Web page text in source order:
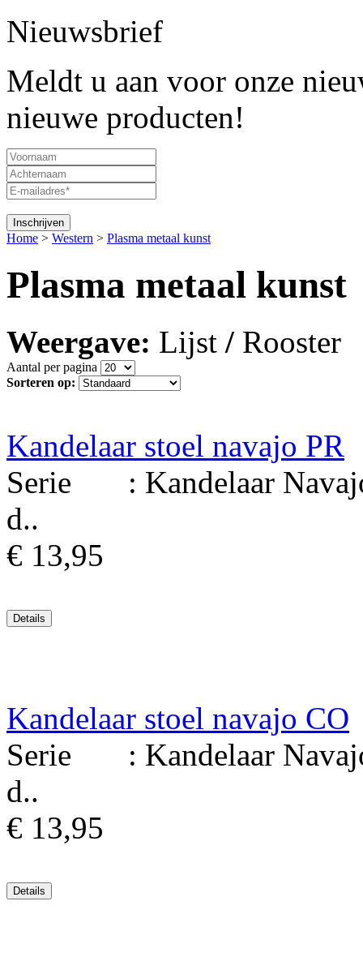
Nieuwsbrief
Meldt u aan voor onze
nieuwe producten!
Home > Western > Plasma metaal kunst
Plasma metaal kunst
Weergave: Lijst / Rooster
Aantal per pagina
Sorteren op:
Kandelaar stoel navajo PR
Serie : Kandelaar
d..
€ 13,95
Kandelaar stoel navajo CO
Serie : Kandelaar
d..
€ 13,95